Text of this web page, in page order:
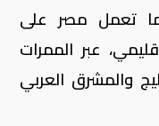
تعمل مصر على
عبر الممرات
والمشرق العربي